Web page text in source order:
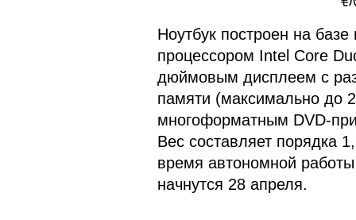
Ноутбук построен на
процессором Intel Core
дюймовым дисплеем с
памяти (максимально до
многоформатным DVD-
Вес составляет порядка
время автономной
начнутся 28 апреля.